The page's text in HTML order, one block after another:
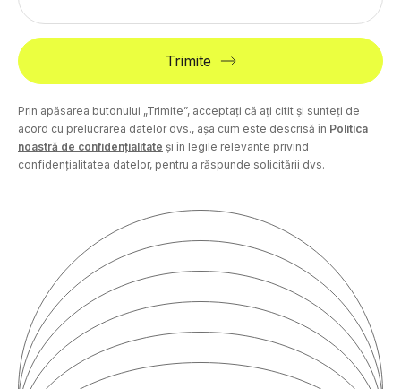
Trimite
Prin apăsarea butonului „Trimite”, acceptați că ați citit și sunteți de
acord cu prelucrarea datelor dvs., așa cum este descrisă în Politica
noastră de confidențialitate și în legile relevante privind
confidențialitatea datelor, pentru a răspunde solicitării dvs.